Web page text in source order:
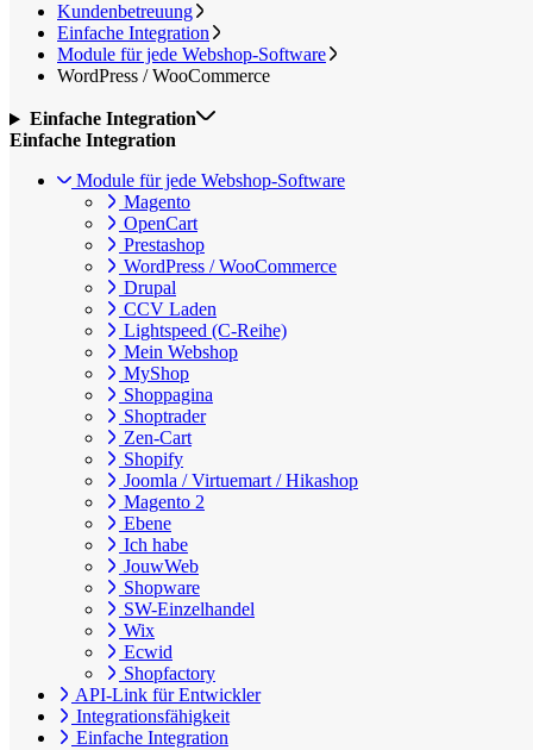
Kundenbetreuung
Einfache Integration
Module für jede Webshop-Software
WordPress / WooCommerce
Einfache Integration
Einfache Integration
Module für jede Webshop-Software
Magento
OpenCart
Prestashop
WordPress / WooCommerce
Drupal
CCV Laden
Lightspeed (C-Reihe)
Mein Webshop
MyShop
Shoppagina
Shoptrader
Zen-Cart
Shopify
Joomla / Virtuemart / Hikashop
Magento 2
Ebene
Ich habe
JouwWeb
Shopware
SW-Einzelhandel
Wix
Ecwid
Shopfactory
API-Link für Entwickler
Integrationsfähigkeit
Einfache Integration